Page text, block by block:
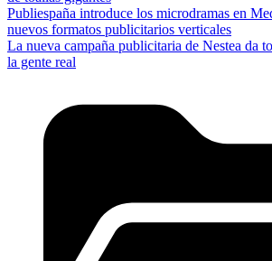
Publiespaña introduce los microdramas en
nuevos formatos publicitarios verticales
La nueva campaña publicitaria de Nestea da
la gente real